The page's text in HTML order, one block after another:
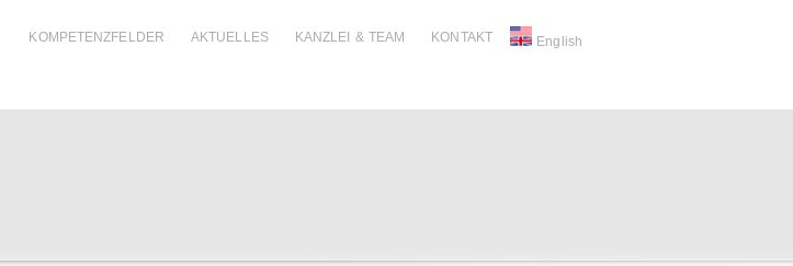
English
KOMPETENZFELDER AKTUELLES KANZLEI & TEAM KONTAKT